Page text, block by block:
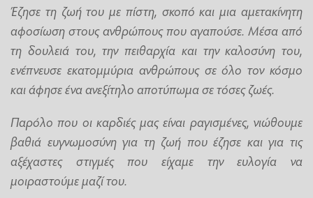
Έζησε τη ζωή του με πίστη, σκοπό και μια αμετακίνητη
αφοσίωση στους ανθρώπους που αγαπούσε. Μέσα από
τη δουλειά του, την πειθαρχία και την καλοσύνη του,
ενέπνευσε εκατομμύρια ανθρώπους σε όλο τον κόσμο
και άφησε ένα ανεξίτηλο αποτύπωμα σε τόσες ζωές.
Παρόλο που οι καρδιές μας είναι ραγισμένες, νιώθουμε
βαθιά ευγνωμοσύνη για τη ζωή που έζησε και για τις
αξέχαστες στιγμές που είχαμε την ευλογία να
μοιραστούμε μαζί του.